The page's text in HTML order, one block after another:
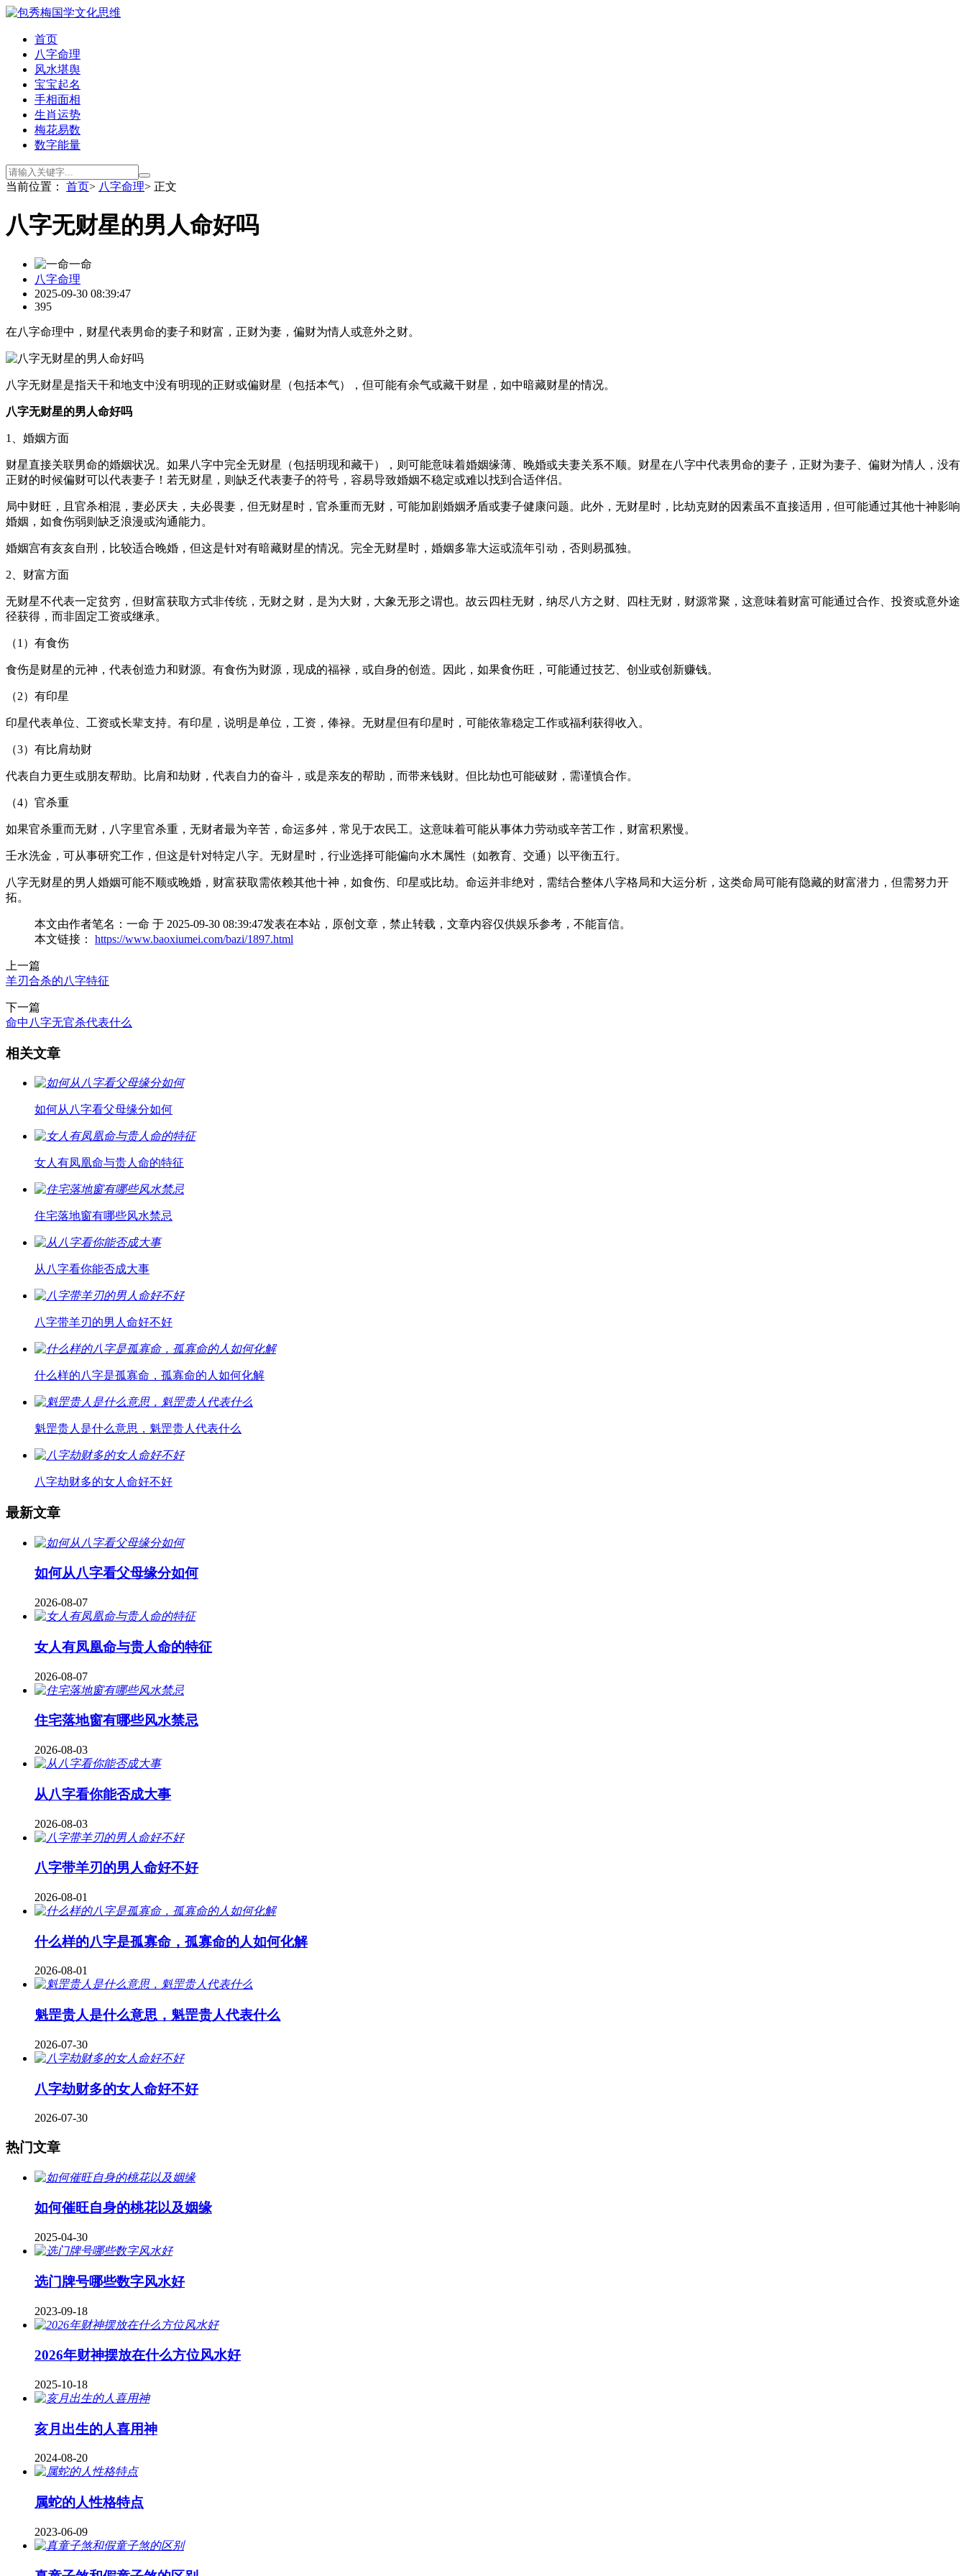
首页
八字命理
风水堪舆
宝宝起名
手相面相
生肖运势
梅花易数
数字能量
当前位置： 首页> 八字命理> 正文
八字无财星的男人命好吗
一命
八字命理
2025-09-30 08:39:47
395
在八字命理中，财星代表男命的妻子和财富，正财为妻，偏财为情人或意外之财。
八字无财星是指天干和地支中没有明现的正财或偏财星（包括本气），但可能有余气或藏干财星，如中暗藏财星的情况。
八字无财星的男人命好吗
1、婚姻方面
财星直接关联男命的婚姻状况。如果八字中完全无财星（包括明现和藏干），则可能意味着婚姻缘薄、晚婚或夫妻关系不顺。财星在八字中代表男命的妻子，正财为妻子、偏财为情人，没有
正财的时候偏财可以代表妻子！若无财星，则缺乏代表妻子的符号，容易导致婚姻不稳定或难以找到合适伴侣。
局中财旺，且官杀相混，妻必厌夫，夫必畏妻，但无财星时，官杀重而无财，可能加剧婚姻矛盾或妻子健康问题。此外，无财星时，比劫克财的因素虽不直接适用，但可能通过其他十神影响
婚姻，如食伤弱则缺乏浪漫或沟通能力。
婚姻宫有亥亥自刑，比较适合晚婚，但这是针对有暗藏财星的情况。完全无财星时，婚姻多靠大运或流年引动，否则易孤独。
2、财富方面
无财星不代表一定贫穷，但财富获取方式非传统，无财之财，是为大财，大象无形之谓也。故云四柱无财，纳尽八方之财、四柱无财，财源常聚，这意味着财富可能通过合作、投资或意外途
径获得，而非固定工资或继承。
（1）有食伤
食伤是财星的元神，代表创造力和财源。有食伤为财源，现成的福禄，或自身的创造。因此，如果食伤旺，可能通过技艺、创业或创新赚钱。
（2）有印星
印星代表单位、工资或长辈支持。有印星，说明是单位，工资，俸禄。无财星但有印星时，可能依靠稳定工作或福利获得收入。
（3）有比肩劫财
代表自力更生或朋友帮助。比肩和劫财，代表自力的奋斗，或是亲友的帮助，而带来钱财。但比劫也可能破财，需谨慎合作。
（4）官杀重
如果官杀重而无财，八字里官杀重，无财者最为辛苦，命运多舛，常见于农民工。这意味着可能从事体力劳动或辛苦工作，财富积累慢。
壬水洗金，可从事研究工作，但这是针对特定八字。无财星时，行业选择可能偏向水木属性（如教育、交通）以平衡五行。
八字无财星的男人婚姻可能不顺或晚婚，财富获取需依赖其他十神，如食伤、印星或比劫。命运并非绝对，需结合整体八字格局和大运分析，这类命局可能有隐藏的财富潜力，但需努力开
拓。
本文由作者笔名：一命 于 2025-09-30 08:39:47发表在本站，原创文章，禁止转载，文章内容仅供娱乐参考，不能盲信。
本文链接： https://www.baoxiumei.com/bazi/1897.html
上一篇
羊刃合杀的八字特征
下一篇
命中八字无官杀代表什么
相关文章
如何从八字看父母缘分如何
女人有凤凰命与贵人命的特征
住宅落地窗有哪些风水禁忌
从八字看你能否成大事
八字带羊刃的男人命好不好
什么样的八字是孤寡命，孤寡命的人如何化解
魁罡贵人是什么意思，魁罡贵人代表什么
八字劫财多的女人命好不好
最新文章
如何从八字看父母缘分如何
2026-08-07
女人有凤凰命与贵人命的特征
2026-08-07
住宅落地窗有哪些风水禁忌
2026-08-03
从八字看你能否成大事
2026-08-03
八字带羊刃的男人命好不好
2026-08-01
什么样的八字是孤寡命，孤寡命的人如何化解
2026-08-01
魁罡贵人是什么意思，魁罡贵人代表什么
2026-07-30
八字劫财多的女人命好不好
2026-07-30
热门文章
如何催旺自身的桃花以及姻缘
2025-04-30
​选门牌号哪些数字风水好
2023-09-18
2026年财神摆放在什么方位风水好
2025-10-18
亥月出生的人喜用神
2024-08-20
属蛇的人性格特点
2023-06-09